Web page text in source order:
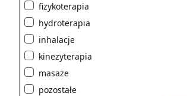
fizykoterapia
hydroterapia
inhalacje
kinezyterapia
masaże
pozostałe